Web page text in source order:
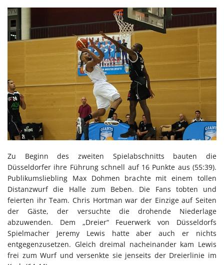
Zu Beginn des zweiten Spielabschnitts bauten die
Düsseldorfer ihre Führung schnell auf 16 Punkte aus (55:39).
Publikumsliebling Max Dohmen brachte mit einem tollen
Distanzwurf die Halle zum Beben. Die Fans tobten und
feierten ihr Team. Chris Hortman war der Einzige auf Seiten
der Gäste, der versuchte die drohende Niederlage
abzuwenden. Dem „Dreier“ Feuerwerk von Düsseldorfs
Spielmacher Jeremy Lewis hatte aber auch er nichts
entgegenzusetzen. Gleich dreimal nacheinander kam Lewis
frei zum Wurf und versenkte sie jenseits der Dreierlinie im